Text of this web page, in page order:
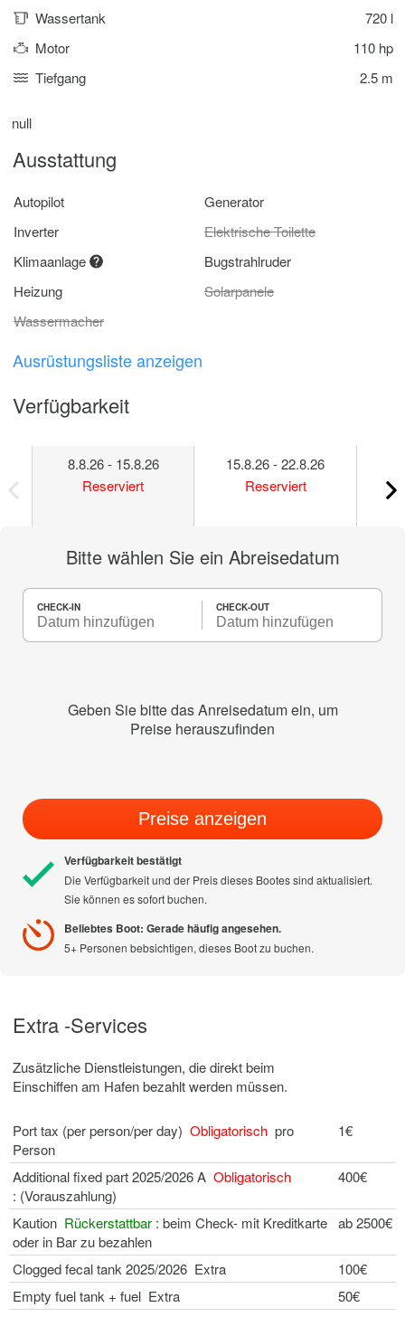
Wassertank
720 l
Motor
110 hp
Tiefgang
2.5 m
null
Ausstattung
Autopilot
Generator
Inverter
Elektrische Toilette
Klimaanlage
Bugstrahlruder
Heizung
Solarpanele
Wassermacher
Ausrüstungsliste anzeigen
Verfügbarkeit
8.8.26 - 15.8.26
Reserviert
15.8.26 - 22.8.26
Reserviert
Bitte wählen Sie ein Abreisedatum
CHECK-IN CHECK-OUT
Geben Sie bitte das Anreisedatum ein, um
Preise herauszufinden
Preise anzeigen
Verfügbarkeit bestätigt
Die Verfügbarkeit und der Preis dieses Bootes sind aktualisiert.
Sie können es sofort buchen.
Beliebtes Boot: Gerade häufig angesehen.
5+ Personen bebsichtigen, dieses Boot zu buchen.
Extra -Services
Zusätzliche Dienstleistungen, die direkt beim
Einschiffen am Hafen bezahlt werden müssen.
Port tax (per person/per day) Obligatorisch pro
Person
1€
Additional fixed part 2025/2026 A Obligatorisch
: (Vorauszahlung)
400€
Kaution Rückerstattbar : beim Check- mit Kreditkarte
oder in Bar zu bezahlen
ab 2500€
Clogged fecal tank 2025/2026 Extra
100€
Empty fuel tank + fuel Extra
50€